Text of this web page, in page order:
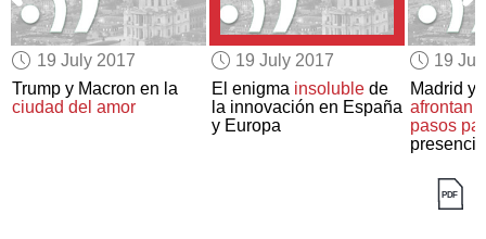
19 July 2017
Trump y Macron en la
ciudad del amor
19 July 2017
El enigma insolublede
la innovación en España
y Europa
19
Madrid y
afrontan
pasos